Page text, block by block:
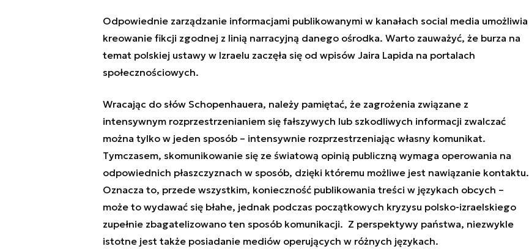
Odpowiednie zarządzanie informacjami publikowanymi w kanałach social media umożliwia
kreowanie fikcji zgodnej z linią narracyjną danego ośrodka. Warto zauważyć, że burza na
temat polskiej ustawy w Izraelu zaczęła się od wpisów Jaira Lapida na portalach
społecznościowych.
Wracając do słów Schopenhauera, należy pamiętać, że zagrożenia związane z
intensywnym rozprzestrzenianiem się fałszywych lub szkodliwych informacji zwalczać
można tylko w jeden sposób – intensywnie rozprzestrzeniając własny komunikat.
Tymczasem, skomunikowanie się ze światową opinią publiczną wymaga operowania na
odpowiednich płaszczyznach w sposób, dzięki któremu możliwe jest nawiązanie kontaktu.
Oznacza to, przede wszystkim, konieczność publikowania treści w językach obcych –
może to wydawać się błahe, jednak podczas początkowych kryzysu polsko-izraelskiego
zupełnie zbagatelizowano ten sposób komunikacji. Z perspektywy państwa, niezwykle
istotne jest także posiadanie mediów operujących w różnych językach.